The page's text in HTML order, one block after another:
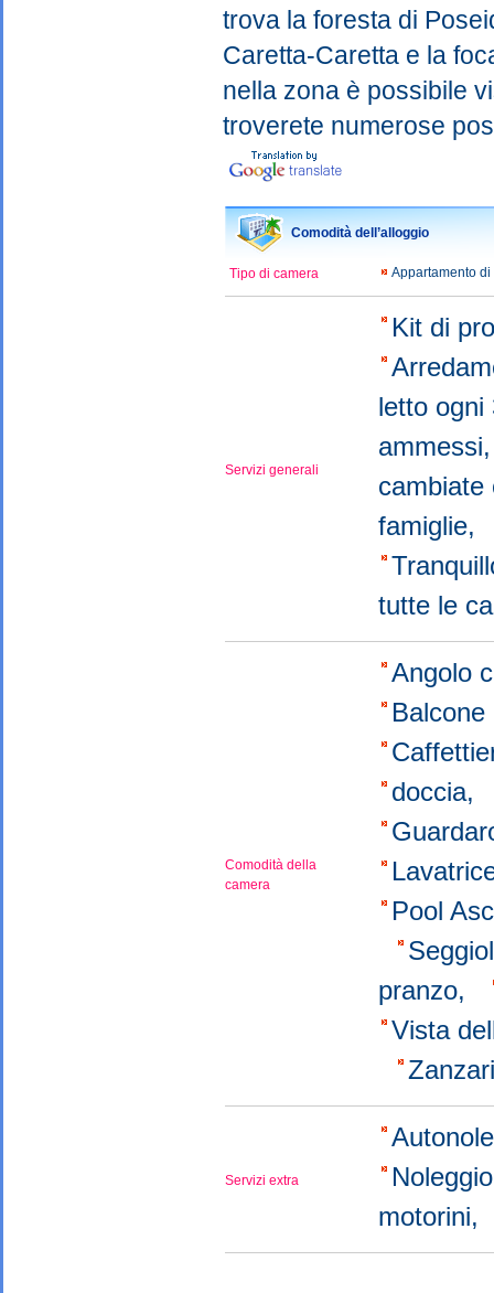
trova la foresta di
Caretta-Caretta e la
nella zona è possibile
troverete numerose
Comodità dell’alloggio
Tipo di camera Appartamento
Servizi generali
Kit di
letto
famiglie,
tutte le
Comodità della
camera
Angolo
doccia,
Pool
pranzo,
Vista
Servizi extra
motorini,